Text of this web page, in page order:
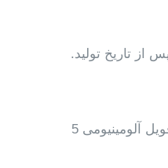
بسته بندی: هر جعبه حاوي 4 فویل آلومینیومی 5